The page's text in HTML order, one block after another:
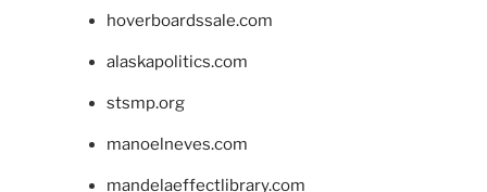
hoverboardssale.com
alaskapolitics.com
stsmp.org
manoelneves.com
mandelaeffectlibrary.com